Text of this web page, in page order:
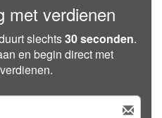
Start vandaag nog met verdienen
slechts30 seconden.
en begin direct met